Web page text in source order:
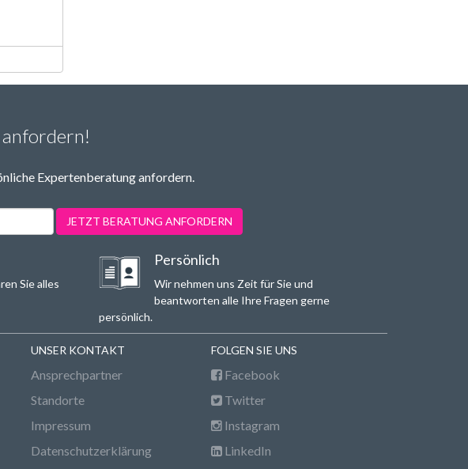
Expertenberatung anfordern.
JETZT BERATUNG ANFORDERN
Sie alles
Persönlich
Wir nehmen uns Zeit für Sie und
beantworten alle Ihre Fragen gerne
persönlich.
UNSER KONTAKT
Ansprechpartner
Standorte
Impressum
Datenschutzerklärung
FOLGEN SIE UNS
Facebook
Twitter
Instagram
LinkedIn